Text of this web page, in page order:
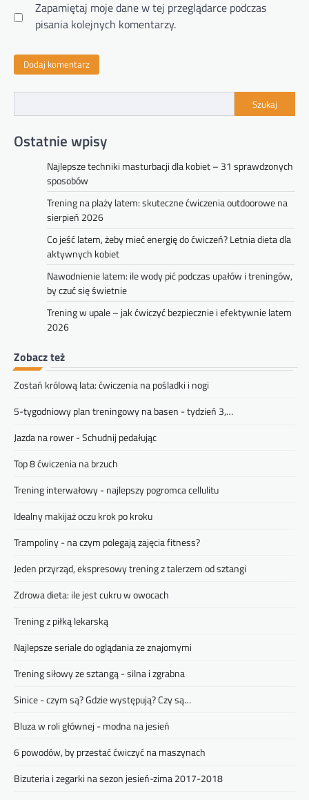
Zapamiętaj moje dane w tej przeglądarce podczas
pisania kolejnych komentarzy.
Szukaj
Ostatnie wpisy
Najlepsze techniki masturbacji dla kobiet – 31 sprawdzonych
sposobów
Trening na plaży latem: skuteczne ćwiczenia outdoorowe na
sierpień 2026
Co jeść latem, żeby mieć energię do ćwiczeń? Letnia dieta dla
aktywnych kobiet
Nawodnienie latem: ile wody pić podczas upałów i treningów,
by czuć się świetnie
Trening w upale – jak ćwiczyć bezpiecznie i efektywnie latem
2026
Zobacz też
Zostań królową lata: ćwiczenia na pośladki i nogi
5-tygodniowy plan treningowy na basen - tydzień 3,…
Jazda na rower - Schudnij pedałując
Top 8 ćwiczenia na brzuch
Trening interwałowy - najlepszy pogromca cellulitu
Idealny makijaż oczu krok po kroku
Trampoliny - na czym polegają zajęcia fitness?
Jeden przyrząd, ekspresowy trening z talerzem od sztangi
Zdrowa dieta: ile jest cukru w owocach
Trening z piłką lekarską
Najlepsze seriale do oglądania ze znajomymi
Trening siłowy ze sztangą - silna i zgrabna
Sinice - czym są? Gdzie występują? Czy są…
Bluza w roli głównej - modna na jesień
6 powodów, by przestać ćwiczyć na maszynach
Bizuteria i zegarki na sezon jesień-zima 2017-2018